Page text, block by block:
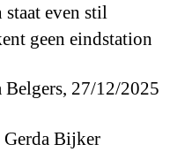
staat even stil
geen eindstation
27/12/2025
Bijker